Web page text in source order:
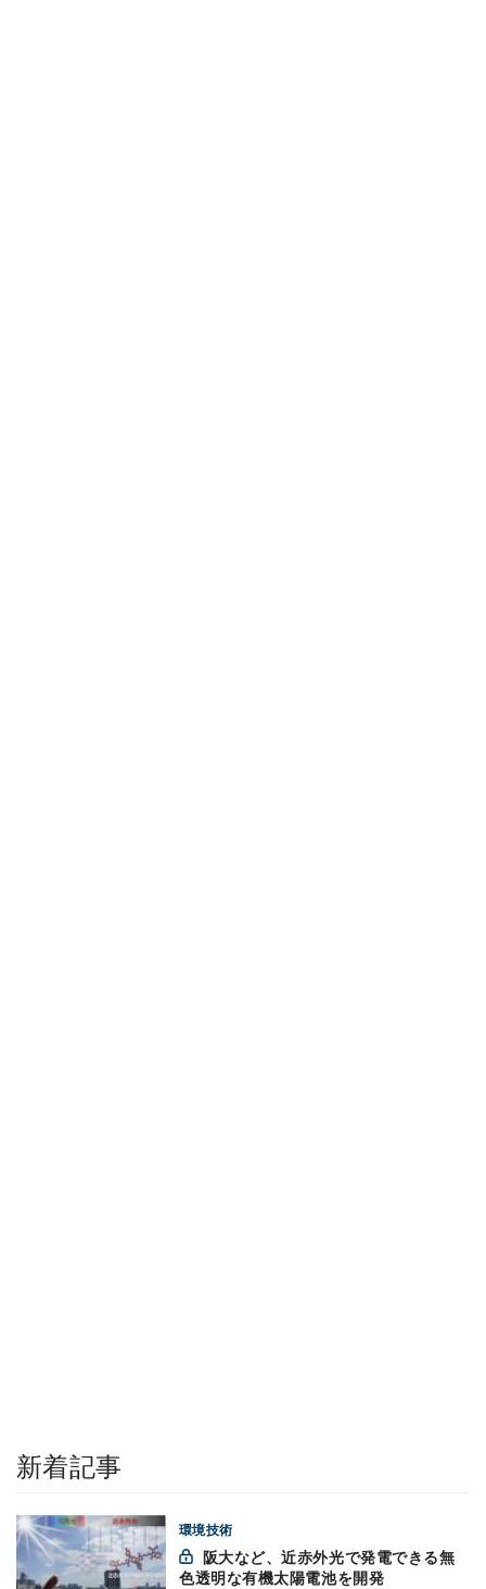
新着記事
環境技術
色透明な有機太陽電池を開発